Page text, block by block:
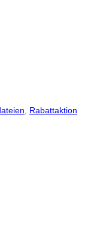
, Rabattaktion